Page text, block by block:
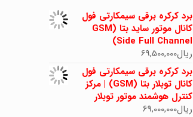
برد کرکره برقی سیمکارتی فول
کانال موتور ساید بتا (GSM
Side Full Channel)
ریال69,500,000
برد کرکره برقی سیمکارتی فول
کانال توبلار بتا (GSM) | مرکز
کنترل هوشمند موتور توبلار
ریال69,000,000